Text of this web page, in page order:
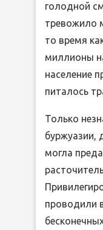
голодной
тревожило
то время
миллионы
население
питалось
Только
буржуазии,
могла
проводили